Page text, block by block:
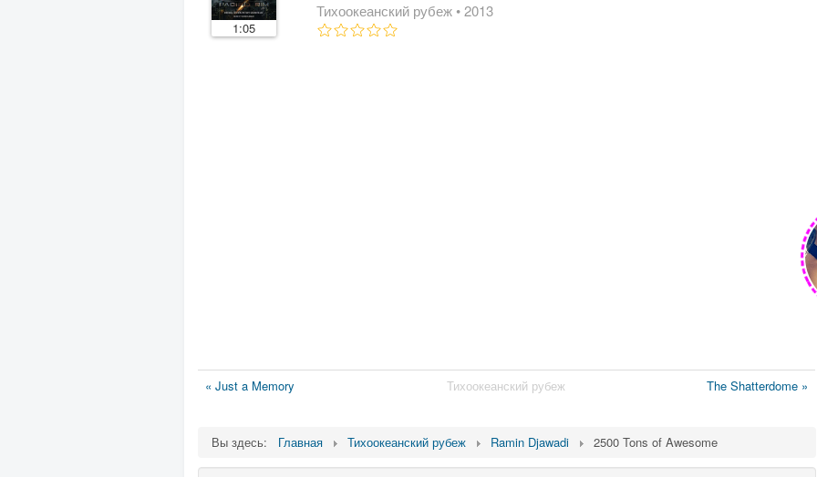
1:05
Тихоокеанский рубеж • 2013
« Just a Memory Тихоокеанский рубеж The Shatterdome »
Вы здесь: Главная Тихоокеанский рубеж Ramin Djawadi 2500 Tons of Awesome